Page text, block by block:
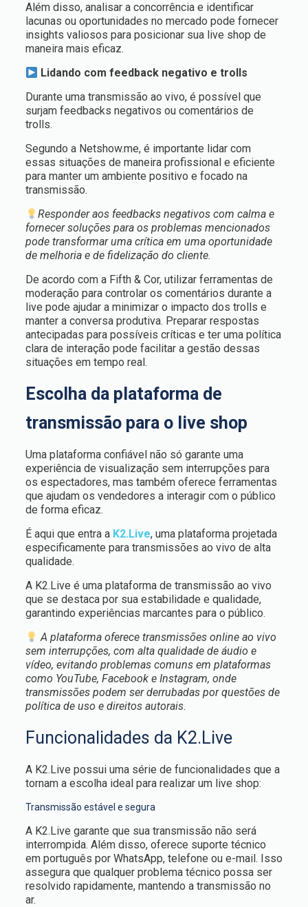
Além disso, analisar a concorrência e identificar
lacunas ou oportunidades no mercado pode fornecer
insights valiosos para posicionar sua live shop de
maneira mais eficaz.
Lidando com feedback negativo e trolls
Durante uma transmissão ao vivo, é possível que
surjam feedbacks negativos ou comentários de
trolls.
Segundo a Netshow.me, é importante lidar com
essas situações de maneira profissional e eficiente
para manter um ambiente positivo e focado na
transmissão.
Responder aos feedbacks negativos com calma e
fornecer soluções para os problemas mencionados
pode transformar uma crítica em uma oportunidade
de melhoria e de fidelização do cliente.
De acordo com a Fifth & Cor, utilizar ferramentas de
moderação para controlar os comentários durante a
live pode ajudar a minimizar o impacto dos trolls e
manter a conversa produtiva. Preparar respostas
antecipadas para possíveis críticas e ter uma política
clara de interação pode facilitar a gestão dessas
situações em tempo real.
Escolha da plataforma de
transmissão para o live shop
Uma plataforma confiável não só garante uma
experiência de visualização sem interrupções para
os espectadores, mas também oferece ferramentas
que ajudam os vendedores a interagir com o público
de forma eficaz.
É aqui que entra a K2.Live, uma plataforma projetada
especificamente para transmissões ao vivo de alta
qualidade.
A K2.Live é uma plataforma de transmissão ao vivo
que se destaca por sua estabilidade e qualidade,
garantindo experiências marcantes para o público.
A plataforma oferece transmissões online ao vivo
sem interrupções, com alta qualidade de áudio e
vídeo, evitando problemas comuns em plataformas
como YouTube, Facebook e Instagram, onde
transmissões podem ser derrubadas por questões de
política de uso e direitos autorais.
Funcionalidades da K2.Live
A K2.Live possui uma série de funcionalidades que a
tornam a escolha ideal para realizar um live shop:
Transmissão estável e segura
A K2.Live garante que sua transmissão não será
interrompida. Além disso, oferece suporte técnico
em português por WhatsApp, telefone ou e-mail. Isso
assegura que qualquer problema técnico possa ser
resolvido rapidamente, mantendo a transmissão no
ar.